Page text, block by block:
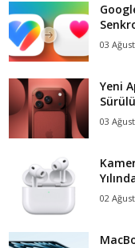
03
Yeni
03
02